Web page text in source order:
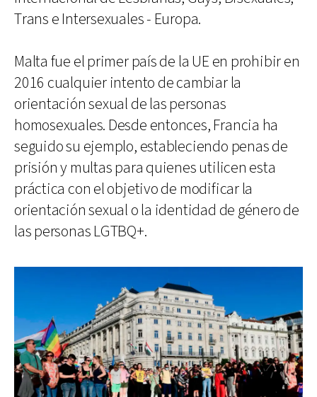
Trans e Intersexuales - Europa.
Malta fue el primer país de la UE en prohibir en
2016 cualquier intento de cambiar la
orientación sexual de las personas
homosexuales. Desde entonces, Francia ha
seguido su ejemplo, estableciendo penas de
prisión y multas para quienes utilicen esta
práctica con el objetivo de modificar la
orientación sexual o la identidad de género de
las personas LGTBQ+.